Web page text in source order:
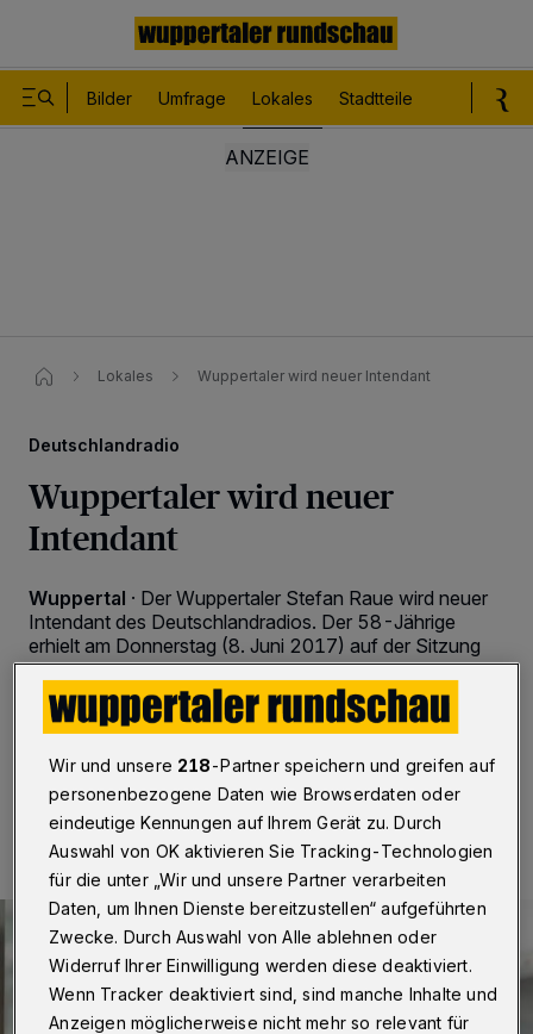
Bilder Umfrage Lokales Stadtteile
Lokales Wuppertaler wird neuer Intendant
Deutschlandradio
Wuppertaler wird neuer
Intendant
Wuppertal · Der Wuppertaler Stefan Raue wird neuer
Intendant des Deutschlandradios. Der 58-Jährige
erhielt am Donnerstag (8. Juni 2017) auf der Sitzung
des Hörfunkrates 26 von 36 Stimmen. Raue tritt sein
Amt am 1. September 2017 an.
08.06.2017 , 21:16 Uhr Eine Minute Lesezeit
Wir und unsere 218-Partner speichern und greifen auf
personenbezogene Daten wie Browserdaten oder
eindeutige Kennungen auf Ihrem Gerät zu. Durch
Auswahl von OK aktivieren Sie Tracking-Technologien
für die unter „Wir und unsere Partner verarbeiten
Daten, um Ihnen Dienste bereitzustellen“ aufgeführten
Zwecke. Durch Auswahl von Alle ablehnen oder
Widerruf Ihrer Einwilligung werden diese deaktiviert.
Wenn Tracker deaktiviert sind, sind manche Inhalte und
Anzeigen möglicherweise nicht mehr so relevant für